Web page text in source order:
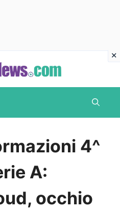
4^
A:
occhio